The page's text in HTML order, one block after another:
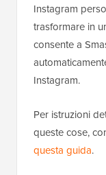
Instagram
trasformare in
consente a
Instagram.
Per istruzioni
queste cose,
questa guida.